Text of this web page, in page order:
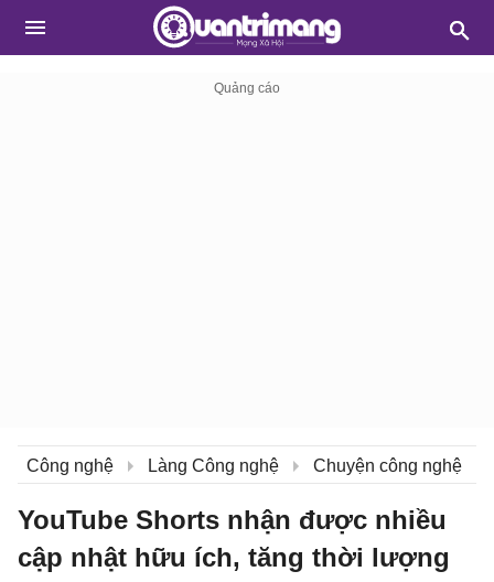
Công nghệ Làng Công nghệ Chuyện công nghệ
YouTube Shorts nhận được nhiều
cập nhật hữu ích, tăng thời lượng